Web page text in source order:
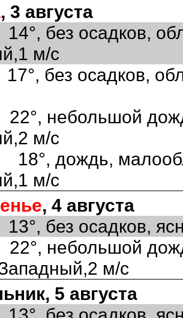
, 3 августа
без осадков,
м/с
без осадков,
небольшой
м/с
18°, дождь,
м/с
, 4 августа
без осадков,
небольшой
м/с
5 августа